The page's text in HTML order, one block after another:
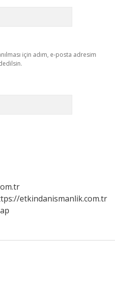
için adım, e-posta adresim
etkindanismanlik.com.tr